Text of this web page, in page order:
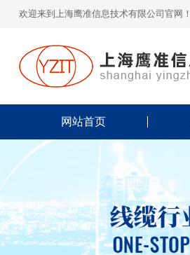
欢迎来到上海鹰准信息技术有限公司官网！
网站首页